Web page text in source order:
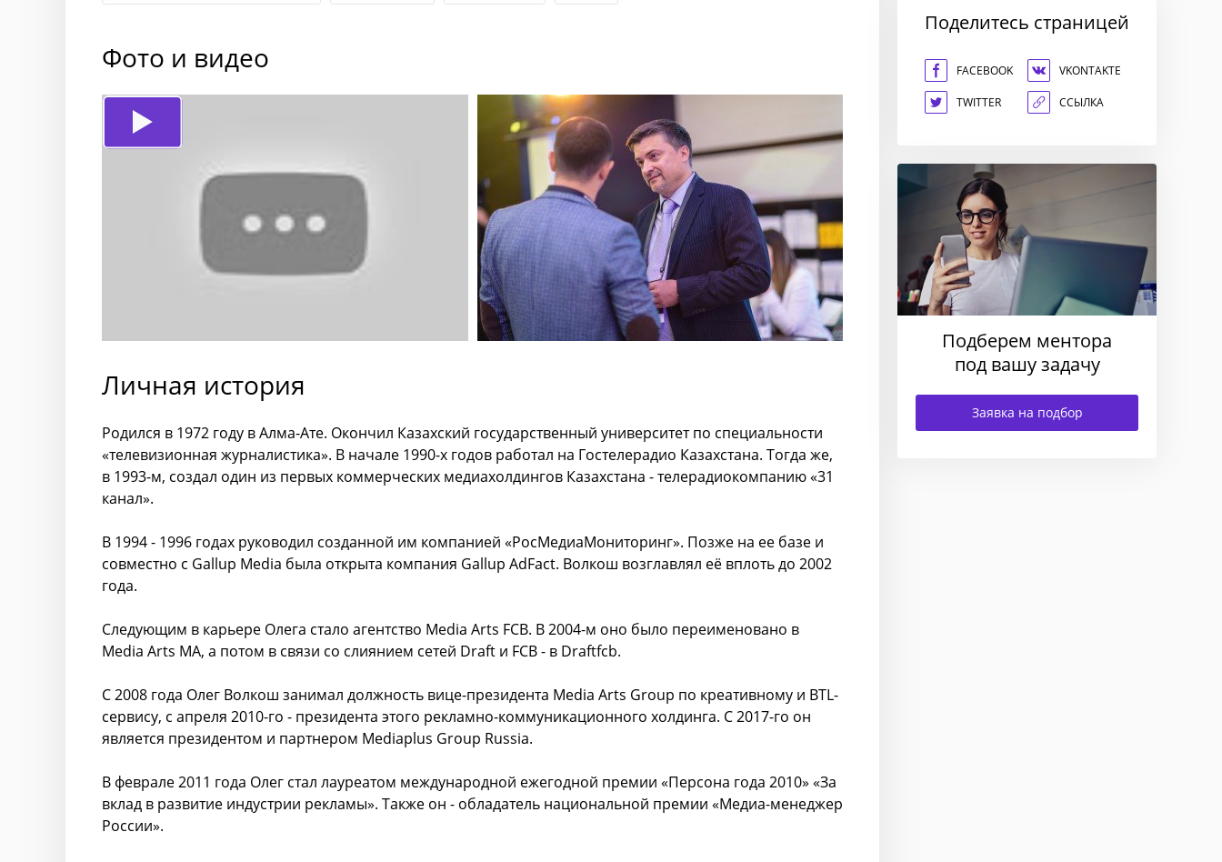
Фото и видео
Личная история
Родился в 1972 году в Алма-Ате. Окончил Казахский государственный университет по специальности
«телевизионная журналистика». В начале 1990-х годов работал на Гостелерадио Казахстана. Тогда же,
в 1993-м, создал один из первых коммерческих медиахолдингов Казахстана - телерадиокомпанию «31
канал».
В 1994 - 1996 годах руководил созданной им компанией «РосМедиаМониторинг». Позже на ее базе и
совместно с Gallup Media была открыта компания Gallup AdFact. Волкош возглавлял её вплоть до 2002
года.
Следующим в карьере Олега стало агентство Media Arts FCB. В 2004-м оно было переименовано в
Media Arts MA, а потом в связи со слиянием сетей Draft и FCB - в Draftfcb.
С 2008 года Олег Волкош занимал должность вице-президента Media Arts Group по креативному и BTL-
сервису, с апреля 2010-го - президента этого рекламно-коммуникационного холдинга. С 2017-го он
является президентом и партнером Mediaplus Group Russia.
В феврале 2011 года Олег стал лауреатом международной ежегодной премии «Персона года 2010» «За
вклад в развитие индустрии рекламы». Также он - обладатель национальной премии «Медиа-менеджер
России».
Поделитесь страницей
FACEBOOK VKONTAKTE
TWITTER ССЫЛКА
Подберем ментора
под вашу задачу
Заявка на подбор